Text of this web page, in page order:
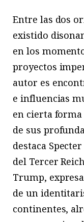
Entre las dos
existido
en los
proyectos
autor es
e influencias
en cierta forma
de sus
destaca
del Tercer
Trump,
de un
continentes,